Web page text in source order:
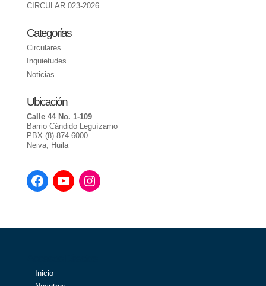
CIRCULAR 023-2026
Categorías
Circulares
Inquietudes
Noticias
Ubicación
Calle 44 No. 1-109
Barrio Cándido Leguízamo
PBX (8) 874 6000
Neiva, Huila
Inicio